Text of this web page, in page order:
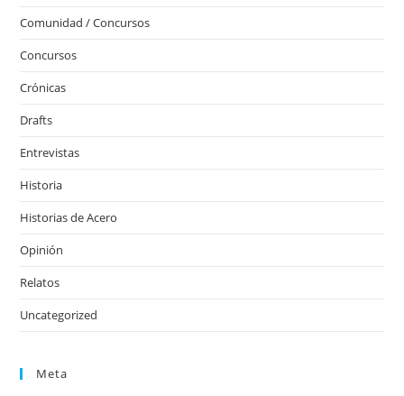
Comunidad / Concursos
Concursos
Crónicas
Drafts
Entrevistas
Historia
Historias de Acero
Opinión
Relatos
Uncategorized
Meta